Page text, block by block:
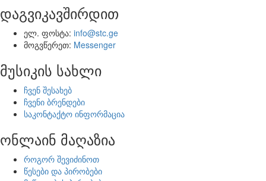
დაგვიკავშირდით
ელ. ფოსტა: info@stc.ge
მოგვწერეთ: Messenger
მუსიკის სახლი
ჩვენ შესახებ
ჩვენი ბრენდები
საკონტაქტო ინფორმაცია
ონლაინ მაღაზია
როგორ შევიძინოთ
წესები და პირობები